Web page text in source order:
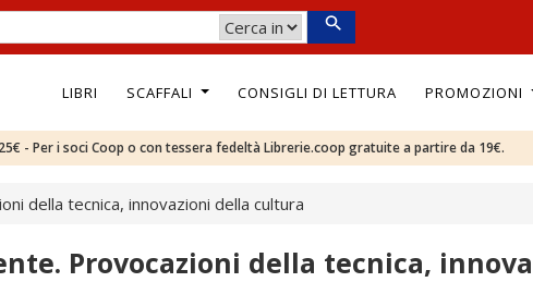
LIBRI SCAFFALI CONSIGLI DI LETTURA PROMOZIONI
- Per i soci Coop o con tessera fedeltà Librerie.coop gratuite a partire da 19€.
della tecnica, innovazioni della cultura
Provocazioni della tecnica,